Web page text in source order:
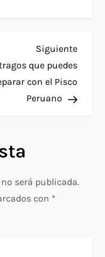
Siguiente
que puedes
con el Pisco
Peruano
será publicada.
con *